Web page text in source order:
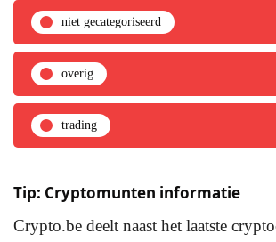
niet gecategoriseerd
overig
trading
Tip: Cryptomunten informatie
Crypto.be deelt naast het laatste